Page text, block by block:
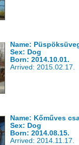
Name:
Sex: Dog
Born: 2014.10.01.
Arrived: 2015.02.17.
Name: Kőműves
Sex: Dog
Born: 2014.08.15.
Arrived: 2014.11.17.